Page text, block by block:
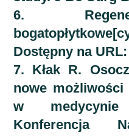
6.
Dostępny na
7. Kłak R.
nowe
w
Konferencja